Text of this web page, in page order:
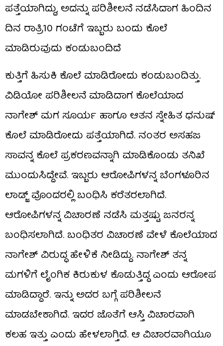
ಪತ್ತೆಯಾಗಿದ್ದು, ಅದನ್ನು ಪರಿಶೀಲನೆ ನಡೆಸಿದಾಗ ಹಿಂದಿನ
ದಿನ ರಾತ್ರಿ10 ಗಂಟೆಗೆ ಇಬ್ಬರು ಬಂದು ಕೊಲೆ
ಮಾಡಿರುವುದು ಕಂಡುಬಂದಿದೆ
ಕುತ್ತಿಗೆ ಹಿಸುಕಿ ಕೊಲೆ ಮಾಡಿರೋದು ಕಂಡುಬಂದಿತ್ತು.
ವಿಡಿಯೋ ಪರಿಶೀಲನೆ ಮಾಡಿದಾಗ ಕೊಲೆಯಾದ
ನಾಗೇಶ್ ಮಗ ಸೂರ್ಯ ಹಾಗೂ ಆತನ ಸ್ನೇಹಿತ ಧನುಷ್
ಕೊಲೆ ಮಾಡಿರೋದು ಪತ್ತೆಯಾಗಿದೆ. ನಂತರ ಅಸಹಜ
ಸಾವನ್ನ ಕೊಲೆ ಪ್ರಕರಣವನ್ನಾಗಿ ಮಾಡಿಕೊಂಡು ತನಿಖೆ
ಮುಂದುಸಿದ್ದೇವೆ. ಇಬ್ಬರು ಆರೋಪಿಗಳನ್ನ ಬೆಂಗಳೂರಿನ
ಲಾಡ್ಜ್ ವೊಂದರಲ್ಲಿ ಬಂಧಿಸಿ ಕರೆತರಲಾಗಿದೆ.
ಆರೋಪಿಗಳನ್ನ ವಿಚಾರಣೆ ನಡೆಸಿ ಮತ್ತಷ್ಟು ಜನರನ್ನ
ಬಂಧಿಸಲಾಗಿದೆ. ಬಂಧಿತರ ವಿಚಾರಣೆ ವೇಳೆ ಕೊಲೆಯಾದ
ನಾಗೇಶ್ ವಿರುದ್ಧ ಹೇಳಿಕೆ ನೀಡಿದ್ದು. ನಾಗೇಶ್ ತನ್ನ
ಮಗಳಿಗೆ ಲೈಂಗಿಕ ಕಿರುಕುಳ ಕೊಡುತ್ತಿದ್ದ ಎಂದು ಆರೋಪ
ಮಾಡಿದ್ದಾರೆ. ಇನ್ನು ಅದರ ಬಗ್ಗೆ ಪರಿಶೀಲನೆ
ಮಾಡಬೇಕಾಗಿದೆ. ಇದರ ಜೊತೆಗೆ ಆಸ್ತಿ ವಿಚಾರವಾಗಿ
ಕಲಹ ಇತ್ತು ಎಂದು ಹೇಳಲಾಗ್ತಿದೆ. ಆ ವಿಚಾರವಾಗಿಯೂ